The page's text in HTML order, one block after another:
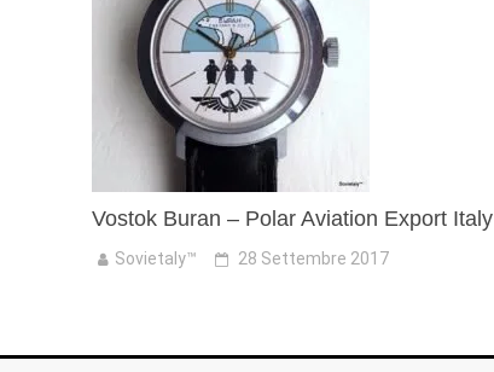
Vostok Buran – Polar Aviation Export Italy
Sovietaly™ 28 Settembre 2017